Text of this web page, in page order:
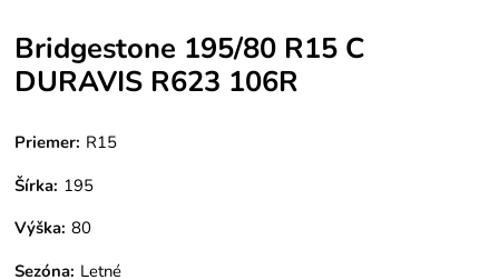
Bridgestone 195/80 R15 C
DURAVIS R623 106R
Priemer: R15
Šírka: 195
Výška: 80
Sezóna: Letné